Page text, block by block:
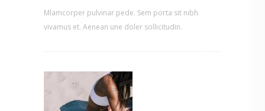
Mlamcorper pulvinar pede. Sem porta sit nibh
vivamus et. Aenean une doler sollicitudin.